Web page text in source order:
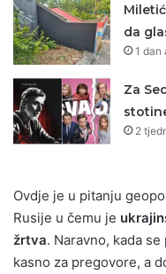
da
1 dan
Za
2
Ovdje je u pitanju
Rusije u čemu je
žrtva. Naravno, kada
kasno za pregovore, a